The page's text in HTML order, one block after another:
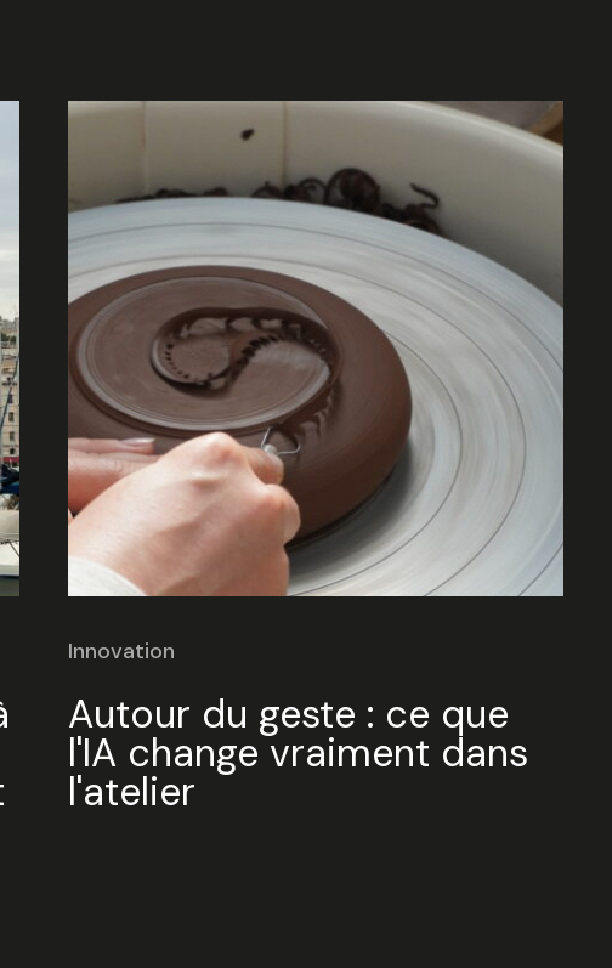
Innovation
Autour du geste : ce que
l'IA change vraiment dans
l'atelier